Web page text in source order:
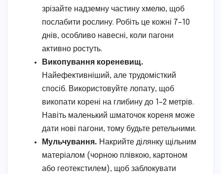
зрізайте надземну частину хмелю, щоб
послабити рослину. Робіть це кожні 7–10
днів, особливо навесні, коли пагони
активно ростуть.
Викопування кореневищ.
Найефективніший, але трудомісткий
спосіб. Використовуйте лопату, щоб
викопати корені на глибину до 1–2 метрів.
Навіть маленький шматочок кореня може
дати нові пагони, тому будьте ретельними.
Мульчування. Накрийте ділянку щільним
матеріалом (чорною плівкою, картоном
або геотекстилем), щоб заблокувати